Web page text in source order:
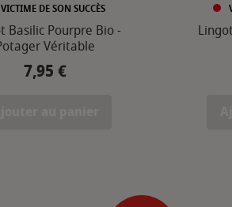
VICTIME DE SON SUCCÈS
Basilic Pourpre Bio -
Véritable
Prix
7,95 €